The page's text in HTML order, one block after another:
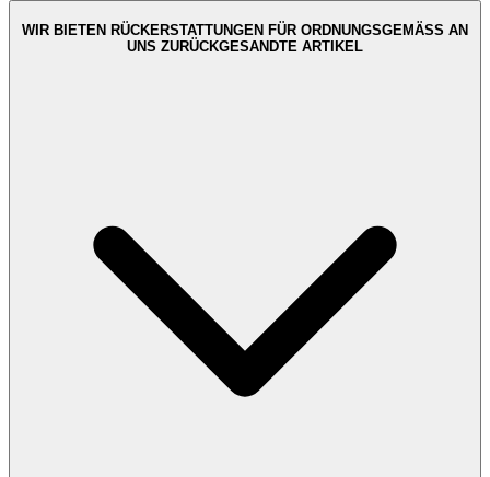
WIR BIETEN RÜCKERSTATTUNGEN FÜR ORDNUNGSGEMÄSS AN
UNS ZURÜCKGESANDTE ARTIKEL